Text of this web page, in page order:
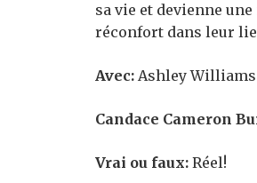
sa vie et devienne
réconfort dans leur
Avec: Ashley
Candace Cameron
Vrai ou faux: Réel!